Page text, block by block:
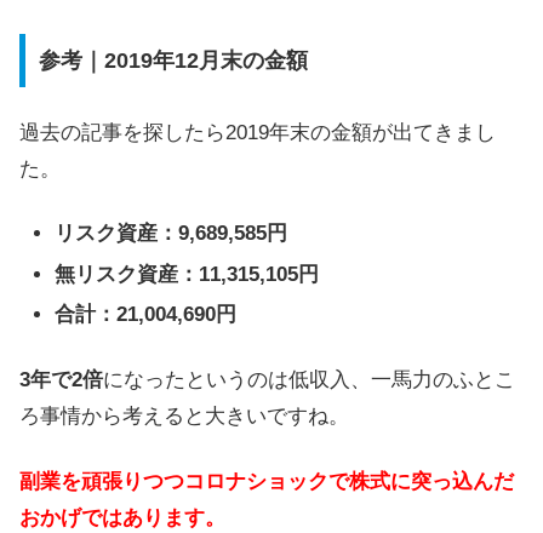
参考｜2019年12月末の金額
過去の記事を探したら2019年末の金額が出てきまし
た。
リスク資産：9,689,585円
無リスク資産：11,315,105円
合計：21,004,690円
3年で2倍になったというのは低収入、一馬力のふとこ
ろ事情から考えると大きいですね。
副業を頑張りつつコロナショックで株式に突っ込んだ
おかげではあります。